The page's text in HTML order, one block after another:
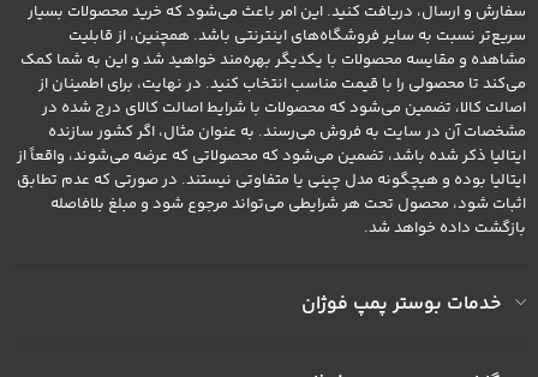
سفارش و ارسال، دریافت کنید. این امر باعث می‌شود که خرید محصولات بسیار
سریع‌تر نسبت به سایر فروشگاه‌های اینترنتی باشد. همچنین، از قابلیت
مشاهده و مقایسه محصولات با یکدیگر بهره‌مند خواهید شد و این به شما کمک
می‌کند تا محصولی را با قیمت مناسب انتخاب کنید. در نهایت، برای اطمینان از
اصالت کالا، تضمین می‌شود که محصولات با شرایط اصالت کالای درج شده در
مشخصات آن در سایت به فروش می‌رسند. به عنوان مثال، اگر کشور سازنده
ایتالیا ذکر شده باشد، تضمین می‌شود که محصولاتی که عرضه می‌شوند، واقعاً از
ایتالیا بوده و هیچگونه مدل چینی یا متفاوتی نیستند. در صورتی که عدم تطابق
اثبات شود، محصول تحت هر شرایطی می‌تواند مرجوع شود و مبلغ بلافاصله
بازگشت داده خواهد شد.
خدمات بوستر پمپ فوژان